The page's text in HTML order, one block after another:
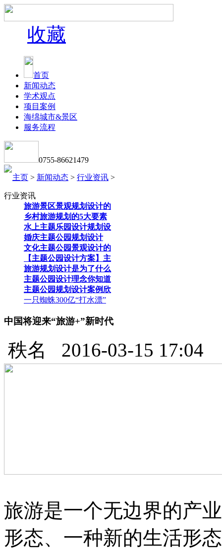
收藏
首页
新闻动态
学术观点
项目案例
海绵城市&景区
服务流程
0755-86621479
主页 > 新闻动态 > 行业资讯 >
行业资讯
旅游景区景观规划设计的
乡村旅游规划的5大要素
水上主题乐园设计规划设
婚庆主题公园规划设计
文化主题公园景观设计的
【主题公园设计方案】主
旅游规划设计是为了什么
主题公园设计理念你知道
主题公园规划设计案例欣
一只蜘蛛300亿“打水漂”
中国将迎来“旅游+”新时代
秩名 2016-03-15 17:04
旅游是一个无边界的产
形态、一种新的生活形